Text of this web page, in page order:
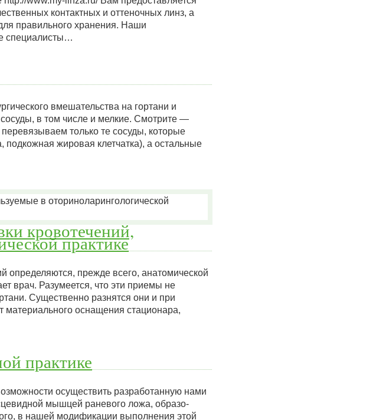
контактных и оттеночных линз, а
правильного хранения. Наши
специалисты…
вмешательства на гортани и
в том числе и мелкие. Смотрите —
только те сосуды, которые
жировая клетчатка), а остальные
кровотечений,
практике
определяются, прежде всего, анатомической
врач. Разумеется, что эти приемы не
Существенно разнятся они и при
материального оснащения стационара,
практике
осуществить разработанную нами
мышцей раневого ложа, образо-
в нашей модификации выполнения этой